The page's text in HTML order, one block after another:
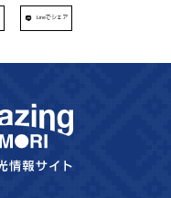
Lineでシェア